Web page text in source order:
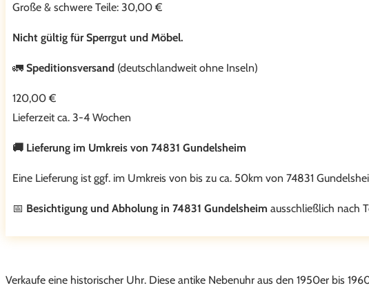
Große & schwere Teile: 30,00 €
Nicht gültig für Sperrgut und Möbel.
🚛 Speditionsversand (deutschlandweit ohne Inseln)
120,00 €
Lieferzeit ca. 3-4 Wochen
🚚 Lieferung im Umkreis von 74831 Gundelsheim
Eine Lieferung ist ggf. im Umkreis von bis zu ca. 50km von 74831
📅 Besichtigung und Abholung in 74831 Gundelsheim ausschließlich nach
Verkaufe eine historischer Uhr. Diese antike Nebenuhr aus den 1950er bis